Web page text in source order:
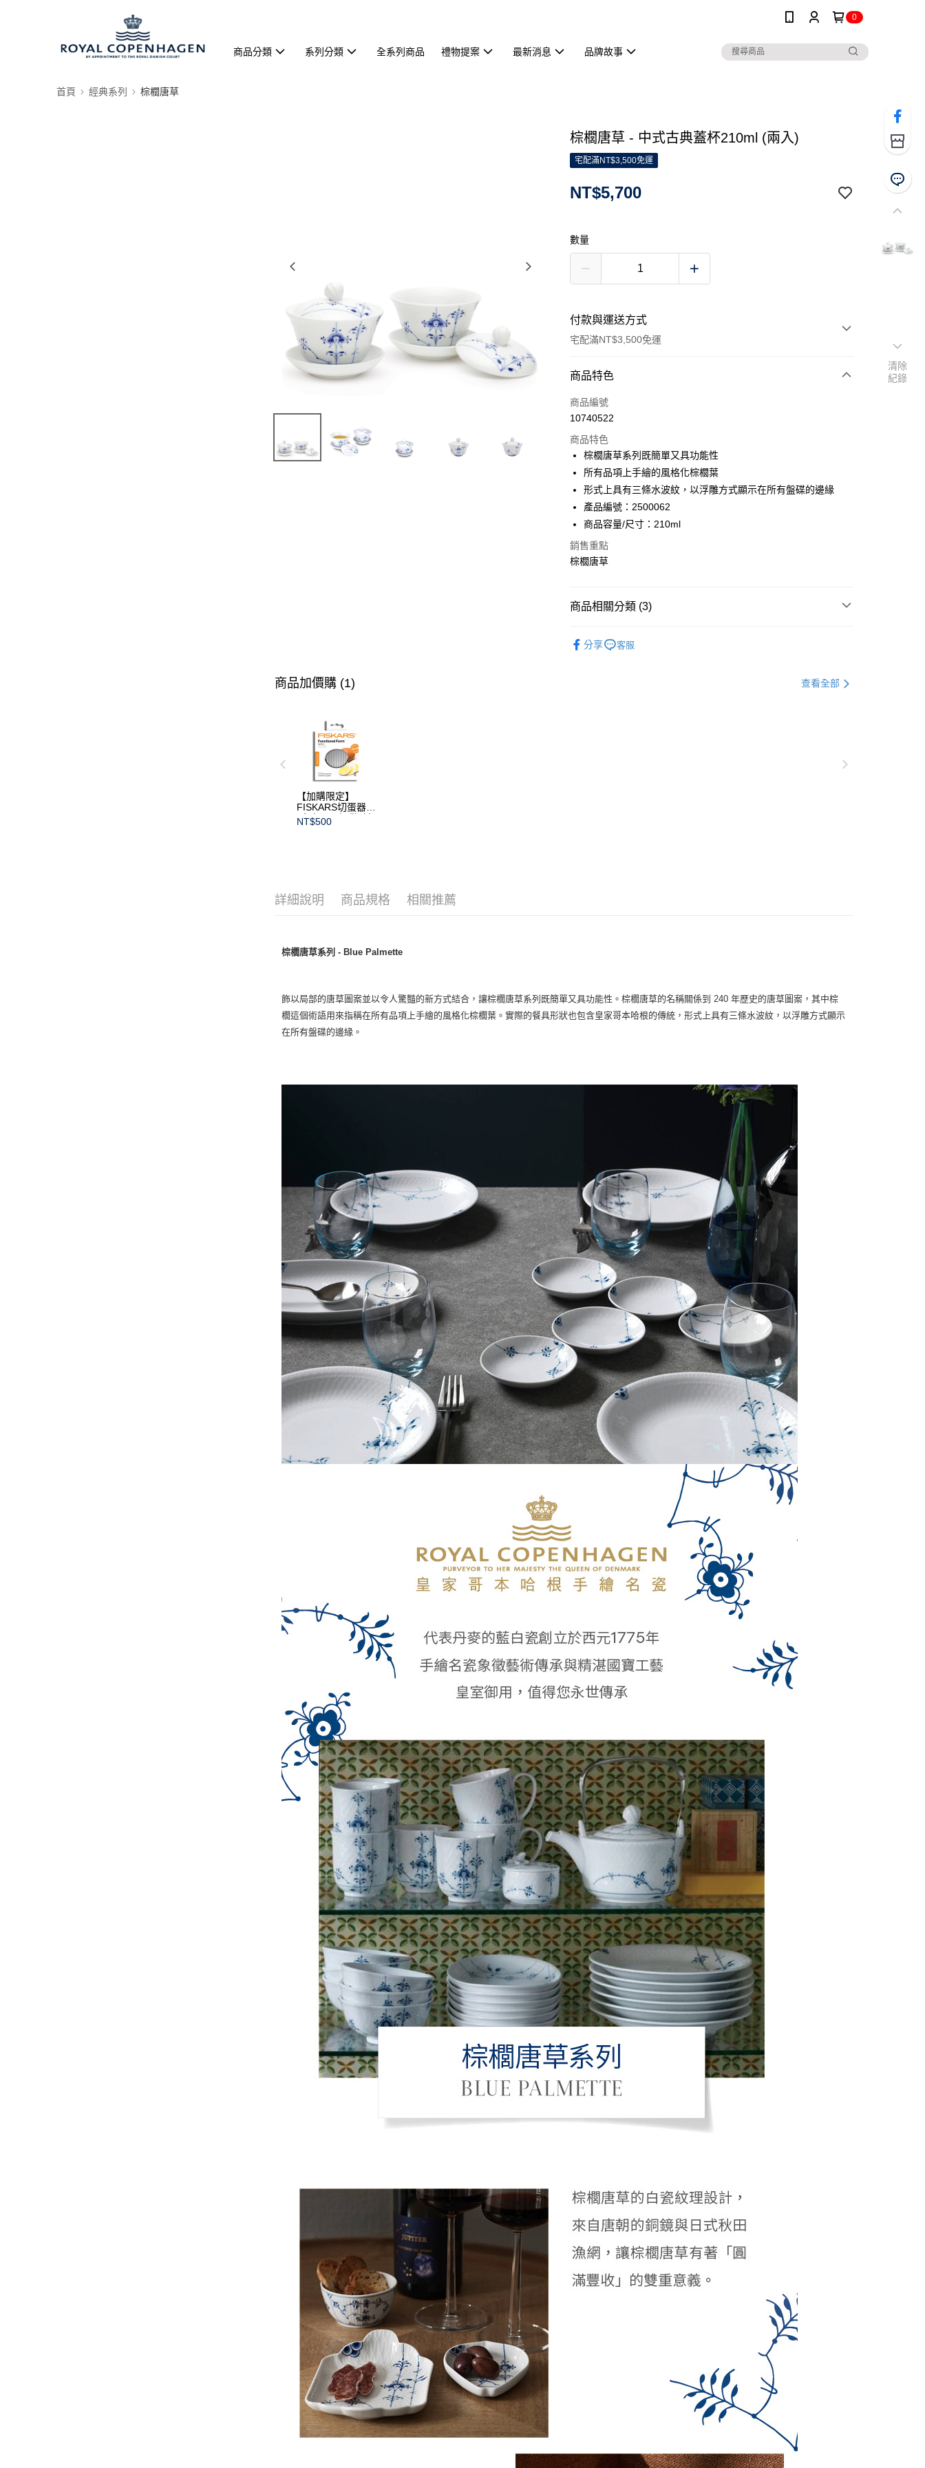
0
商品分類 系列分類 全系列商品 禮物提案 最新消息 品牌故事
首頁 經典系列 棕櫚唐草
棕櫚唐草 - 中式古典蓋杯210ml (兩入)
宅配滿NT$3,500免運
NT$5,700
數量
付款與運送方式
宅配滿NT$3,500免運
付款方式
信用卡一次付款
3 期 0 利率 每期 NT$1,900
合作金庫商業銀行
華南商業銀行
彰化商業銀行
國泰世華商業銀行
臺灣中小企業銀行
匯豐（台灣）商業銀行
聯邦商業銀行
台新國際商業銀行
台灣樂天信用卡公司
LINE Pay
運送方式
黑貓宅急便
商品特色
商品編號
10740522
商品特色
棕櫚唐草系列既簡單又具功能性
所有品項上手繪的風格化棕櫚葉
形式上具有三條水波紋，以浮雕方式顯示在所有盤碟的邊緣
產品編號：2500062
商品容量/尺寸：210ml
銷售重點
棕櫚唐草
商品相關分類 (3)
分享 客服
商品加價購 (1) 查看全部
【加購限定】
FISKARS切蛋器
(本商品不提供破損
保證)
NT$500
詳細說明 商品規格 相關推薦
棕櫚唐草系列 - Blue Palmette
飾以局部的唐草圖案並以令人驚豔的新方式結合，讓棕櫚唐草系列既簡單又具功能性。棕櫚唐草的名稱關係到 240 年歷史的唐草圖案，其中棕
櫚這個術語用來指稱在所有品項上手繪的風格化棕櫚葉。實際的餐具形狀也包含皇家哥本哈根的傳統，形式上具有三條水波紋，以浮雕方式顯示
在所有盤碟的邊緣。
清除
紀錄